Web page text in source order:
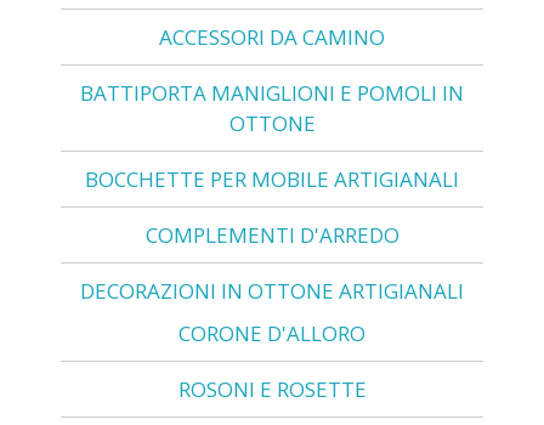
ACCESSORI DA CAMINO
BATTIPORTA MANIGLIONI E POMOLI IN
OTTONE
BOCCHETTE PER MOBILE ARTIGIANALI
COMPLEMENTI D'ARREDO
DECORAZIONI IN OTTONE ARTIGIANALI
CORONE D'ALLORO
ROSONI E ROSETTE